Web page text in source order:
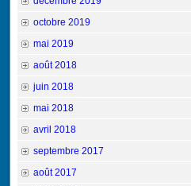
octobre 2019
mai 2019
août 2018
juin 2018
mai 2018
avril 2018
septembre 2017
août 2017